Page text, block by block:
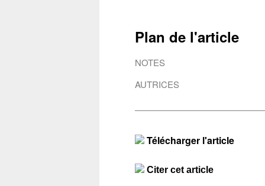
Plan de l'article
NOTES
AUTRICES
Télécharger l'article
Citer cet article